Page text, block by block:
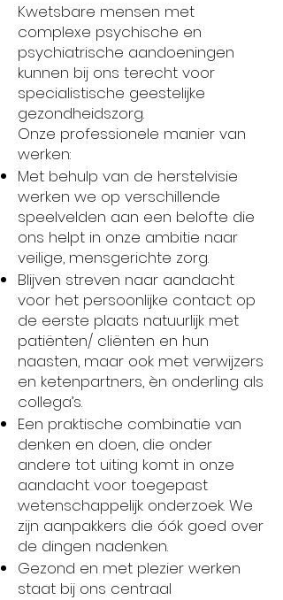
Kwetsbare mensen met
complexe psychische en
psychiatrische aandoeningen
kunnen bij ons terecht voor
specialistische geestelijke
gezondheidszorg.
Onze professionele manier van
werken:
Met behulp van de herstelvisie
werken we op verschillende
speelvelden aan een belofte die
ons helpt in onze ambitie naar
veilige, mensgerichte zorg.
Blijven streven naar aandacht
voor het persoonlijke contact: op
de eerste plaats natuurlijk met
patiënten/ cliënten en hun
naasten, maar ook met verwijzers
en ketenpartners, èn onderling als
collega’s.
Een praktische combinatie van
denken en doen, die onder
andere tot uiting komt in onze
aandacht voor toegepast
wetenschappelijk onderzoek. We
zijn aanpakkers die óók goed over
de dingen nadenken.
Gezond en met plezier werken
staat bij ons centraal